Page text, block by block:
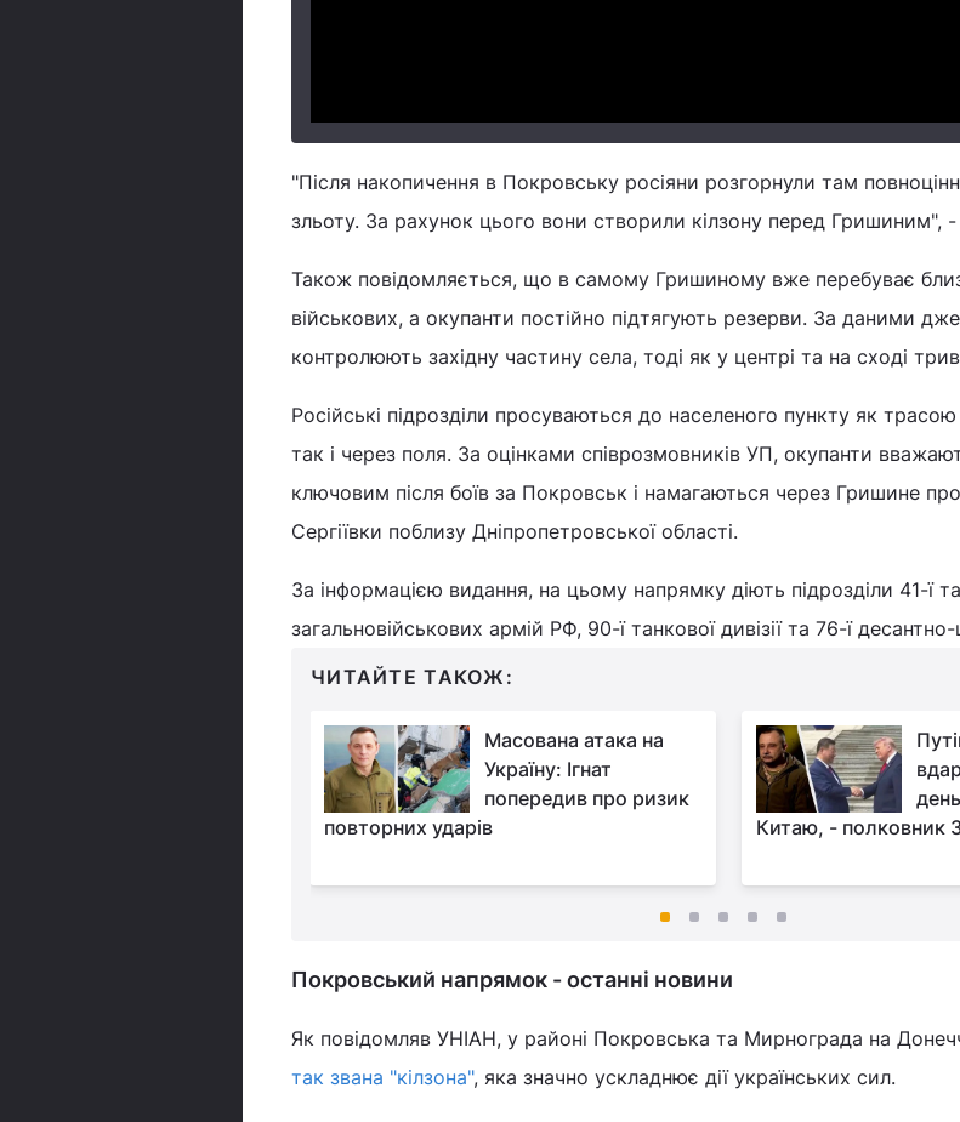
"Після накопичення в Покровську росіяни розгорнули там
зльоту. За рахунок цього вони створили кілзону перед Гришиним",
Також повідомляється, що в самому Гришиному вже перебуває
військових, а окупанти постійно підтягують резерви. За даними
контролюють західну частину села, тоді як у центрі та на сході
Російські підрозділи просуваються до населеного пункту як
так і через поля. За оцінками співрозмовників УП, окупанти
ключовим після боїв за Покровськ і намагаються через Гришине
Сергіївки поблизу Дніпропетровської області.
За інформацією видання, на цьому напрямку діють підрозділи 41-ї
загальновійськових армій РФ, 90-ї танкової дивізії та 76-ї десантно-
ЧИТАЙТЕ ТАКОЖ:
Масована атака на
Україну: Ігнат
попередив про ризик
повторних ударів
Китаю, - полковник
Покровський напрямок - останні новини
Як повідомляв УНІАН, у районі Покровська та Мирнограда на
так звана "кілзона", яка значно ускладнює дії українських сил.